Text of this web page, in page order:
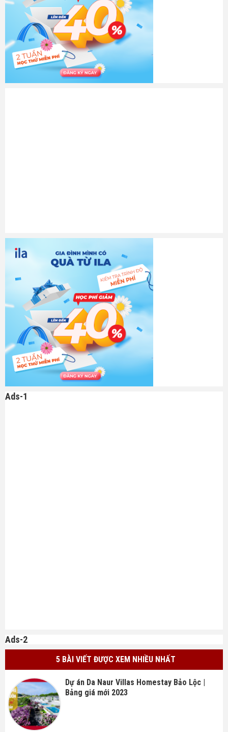
Ads-1
Ads-2
5 BÀI VIẾT ĐƯỢC XEM NHIỀU NHẤT
Dự án Da Naur Villas Homestay Bảo Lộc |
Bảng giá mới 2023